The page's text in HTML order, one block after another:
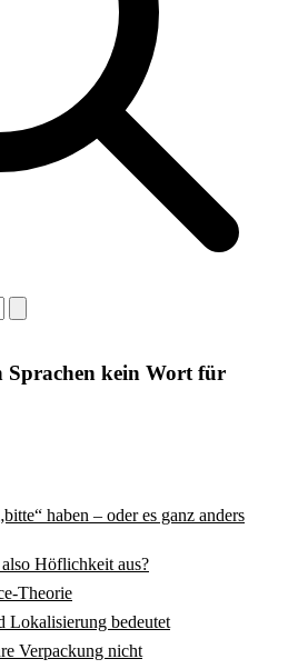
Sprachen kein Wort für
haben – oder es ganz anders
Höflichkeit aus?
Theorie
Lokalisierung bedeutet
Verpackung nicht